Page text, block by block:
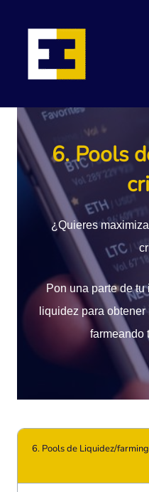
contenido
6. Pools
¿Quieres
Pon una parte de
liquidez para
farmeando
6. Pools de Liquidez/farming